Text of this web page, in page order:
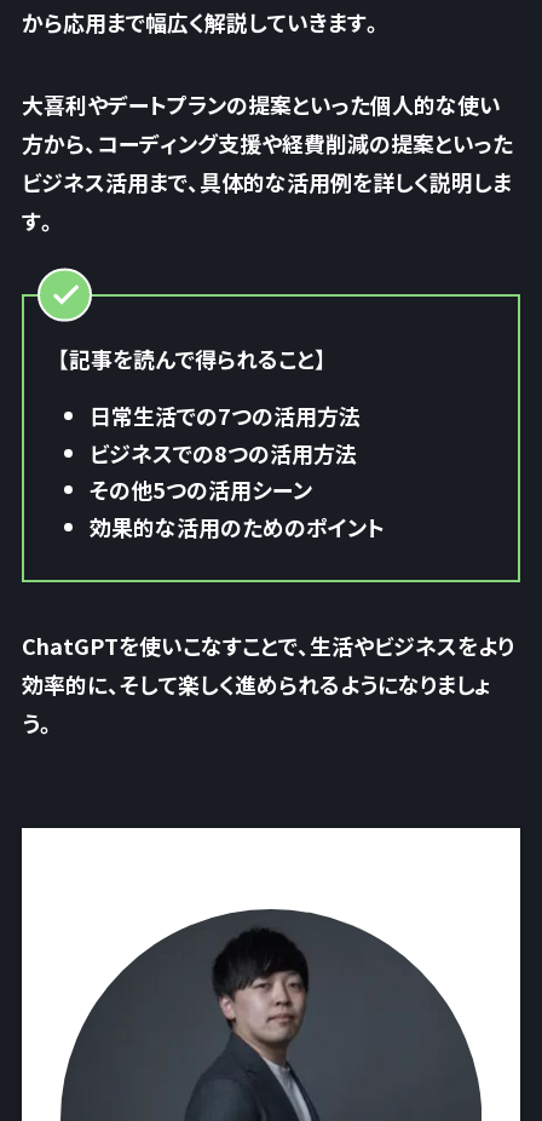
から応用まで幅広く解説していきます。
大喜利やデートプランの提案といった個人的な使い
方から、コーディング支援や経費削減の提案といった
ビジネス活用まで、具体的な活用例を詳しく説明しま
す。
【記事を読んで得られること】
日常生活での7つの活用方法
ビジネスでの8つの活用方法
その他5つの活用シーン
効果的な活用のためのポイント
ChatGPTを使いこなすことで、生活やビジネスをより
効率的に、そして楽しく進められるようになりましょ
う。